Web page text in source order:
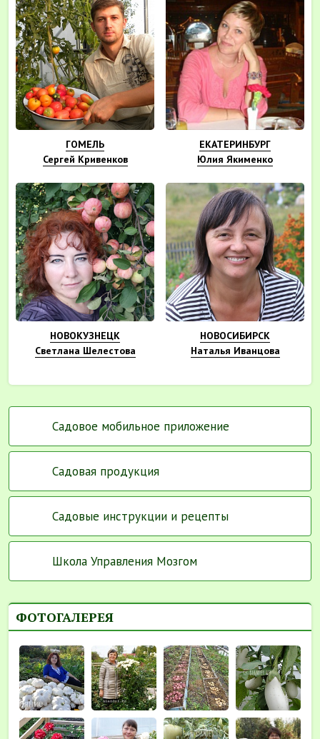
ГОМЕЛЬ
Сергей Кривенков
ЕКАТЕРИНБУРГ
Юлия Якименко
НОВОКУЗНЕЦК
Светлана Шелестова
НОВОСИБИРСК
Наталья Иванцова
Садовое мобильное приложение
Садовая продукция
Садовые инструкции и рецепты
Школа Управления Мозгом
ФОТОГАЛЕРЕЯ